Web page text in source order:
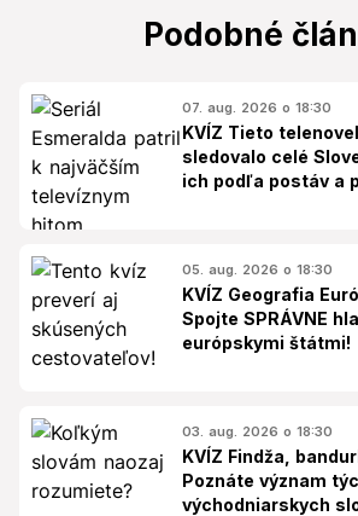
Podobné
07. aug. 2026 o 18:30
KVÍZ Tieto
sledovalo celé
ich podľa postáv a
05. aug. 2026 o 18:30
KVÍZ Geografia
Spojte SPRÁVNE
európskymi štátmi!
03. aug. 2026 o 18:30
KVÍZ Findža,
Poznáte význam
východniarskych